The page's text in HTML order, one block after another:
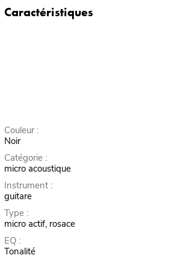
Caractéristiques
Couleur :
Noir
Catégorie :
micro acoustique
Instrument :
guitare
Type :
micro actif, rosace
EQ :
Tonalité